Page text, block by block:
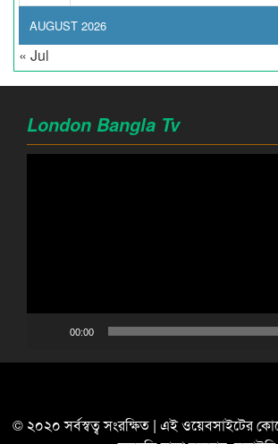
AUGUST 2026
« Jul
London Bangla Tv
00:00
© ২০২০ সর্বস্বত্ব সংরক্ষিত | এই ওয়েবসাইটের